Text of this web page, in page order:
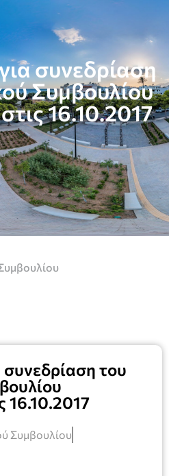
συνεδρίαση
Συμβουλίου
16.10.2017
του
16.10.2017
Συμβουλίου